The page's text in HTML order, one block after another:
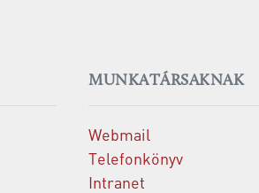
MUNKATÁRSAKNAK
Webmail
Telefonkönyv
Intranet